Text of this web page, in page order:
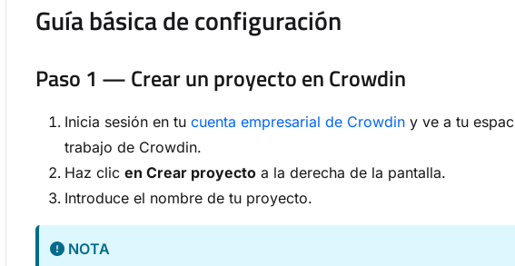
Guía básica de configuración
Paso 1 — Crear un proyecto en Crowdin
Inicia sesión en tu cuenta empresarial de Crowdin y ve a tu
trabajo de Crowdin.
Haz clic en Crear proyecto a la derecha de la pantalla.
Introduce el nombre de tu proyecto.
NOTA